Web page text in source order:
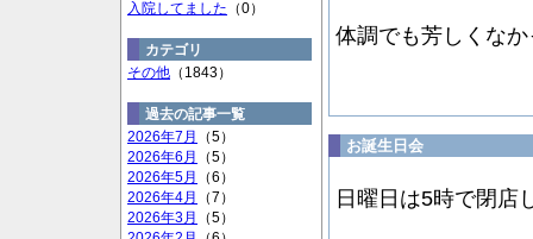
入院してました （0）
カテゴリ
その他 （1843）
過去の記事一覧
2026年7月
（5）
2026年6月
（5）
2026年5月
（6）
2026年4月
（7）
2026年3月
（5）
体調でも芳しくな
お誕生日会
日曜日は5時で閉店